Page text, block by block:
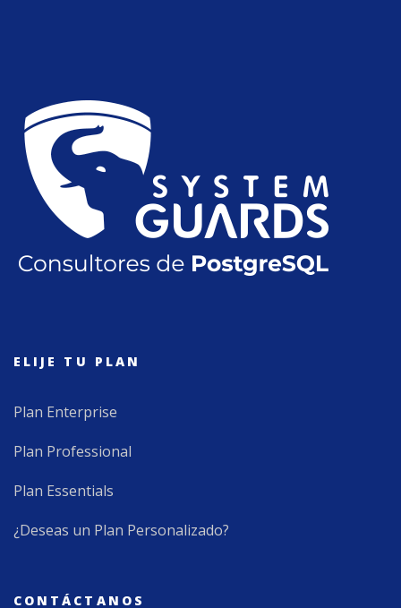
ELIJE TU PLAN
Plan Enterprise
Plan Professional
Plan Essentials
¿Deseas un Plan Personalizado?
CONTÁCTANOS